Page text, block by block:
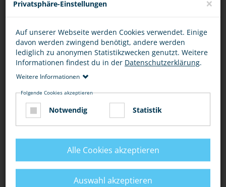
Träger der Einrichtung, der Bauträger oder Nutzer des
die Kinder selbst.
MUSS ICH FÜR DEN ENTSTANDENEN SCHADEN
AUFKOMMEN, WENN ICH ERWISCHT WERDE?
WER HAFTET FÜR DEN SCHADEN BEI MEHREREN
TÄTERN?
BEWERTUNG
Privatsphäre-Einstellungen ×
Auf unserer Webseite werden Cookies verwendet. Einige
davon werden zwingend benötigt, andere werden
lediglich zu anonymen Statistikzwecken genutzt. Weitere
Informationen findest du in der Datenschutzerklärung.
Weitere Informationen
Folgende Cookies akzeptieren
Notwendig Statistik
Alle Cookies akzeptieren
Auswahl akzeptieren